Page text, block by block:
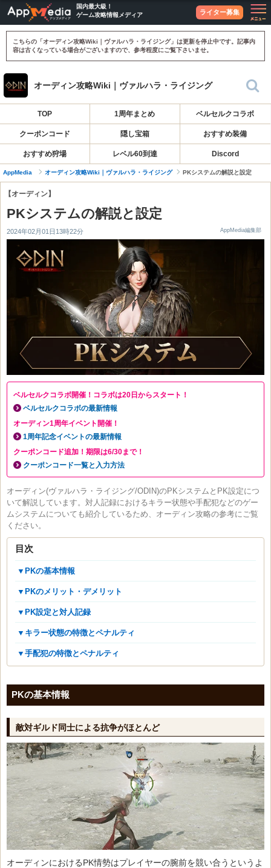
国内最大級！
ゲーム攻略情報メディア
ライター募集
こちらの「オーディン攻略Wiki｜ヴァルハラ・ライジング」は更新を停止中です。記事内
容は古くなっている場合がございますので、参考程度にご覧下さいませ。
オーディン攻略Wiki｜ヴァルハラ・ライジング
TOP 1周年まとめ ベルセルクコラボ
クーポンコード 隠し宝箱 おすすめ装備
おすすめ狩場 レベル60到達 Discord
AppMedia オーディン攻略Wiki｜ヴァルハラ・ライジング PKシステムの解説と設定
【オーディン】
PKシステムの解説と設定
2024年02月01日13時22分 AppMedia編集部
ベルセルクコラボ開催！コラボは20日からスタート！
ベルセルクコラボの最新情報
オーディン1周年イベント開催！
1周年記念イベントの最新情報
クーポンコード追加！期限は6/30まで！
クーポンコード一覧と入力方法
オーディン(ヴァルハラ・ライジング/ODIN)のPKシステムとPK設定につ
いて解説しています。対人記録におけるキラー状態や手配犯などのゲー
ムシステムについても紹介しているため、オーディン攻略の参考にご覧
ください。
目次
▼PKの基本情報
▼PKのメリット・デメリット
▼PK設定と対人記録
▼キラー状態の特徴とペナルティ
▼手配犯の特徴とペナルティ
PKの基本情報
敵対ギルド同士による抗争がほとんど
オーディンにおけるPK情勢はプレイヤーの腕前を競い合うというよ